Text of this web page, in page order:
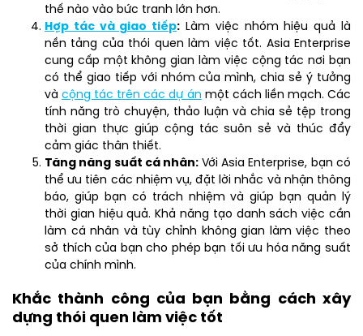
thế nào vào bức tranh lớn hơn.
Hợp tác và giao tiếp: Làm việc nhóm hiệu quả là
nền tảng của thói quen làm việc tốt. Asia Enterprise
cung cấp một không gian làm việc cộng tác nơi bạn
có thể giao tiếp với nhóm của mình, chia sẻ ý tưởng
vàcộng tác trên các dự án một cách liền mạch. Các
tính năng trò chuyện, thảo luận và chia sẻ tệp trong
thời gian thực giúp cộng tác suôn sẻ và thúc đẩy
cảm giác thân thiết.
Tăng năng suất cá nhân: Với Asia Enterprise, bạn có
thể ưu tiên các nhiệm vụ, đặt lời nhắc và nhận thông
báo, giúp bạn có trách nhiệm và giúp bạn quản lý
thời gian hiệu quả. Khả năng tạo danh sách việc cần
làm cá nhân và tùy chỉnh không gian làm việc theo
sở thích của bạn cho phép bạn tối ưu hóa năng suất
của chính mình.
Khắc thành công của bạn bằng cách xây
dựng thói quen làm việc tốt